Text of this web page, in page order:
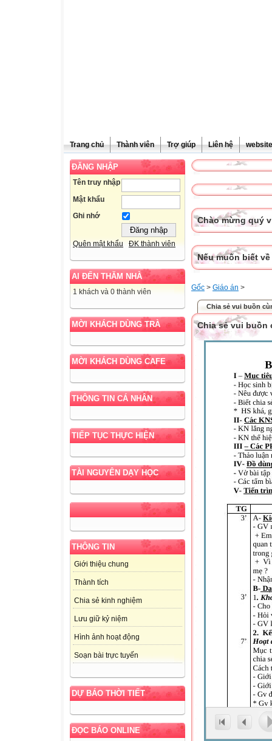
Trang chủ Thành viên Trợ giúp Liên hệ
ĐĂNG NHẬP
Tên truy nhập
Mật khẩu
Ghi nhớ
Quên mật khẩu ĐK thành viên
AI ĐẾN THĂM NHÀ
1 khách và 0 thành viên
MỜI KHÁCH DÙNG TRÀ
MỜI KHÁCH DÙNG CAFE
THÔNG TIN CÁ NHÂN
TIẾP TỤC THỰC HIỆN
TÀI NGUYÊN DẠY HỌC
THÔNG TIN
Giới thiệu chung
Thành tích
Chia sẻ kinh nghiệm
Lưu giữ kỷ niệm
Hình ảnh hoạt động
Soạn bài trực tuyến
DỰ BÁO THỜI TIẾT
ĐỌC BÁO ONLINE
Chào mừng quý
Nếu muốn biết
Gốc > Giáo án >
Chia sẻ vui buồn
Chia sẻ vui buồn